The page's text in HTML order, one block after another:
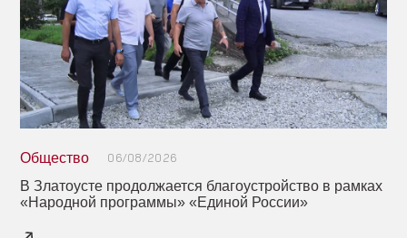
Общество 06/08/2026
В Златоусте продолжается благоустройство в рамках
«Народной программы» «Единой России»